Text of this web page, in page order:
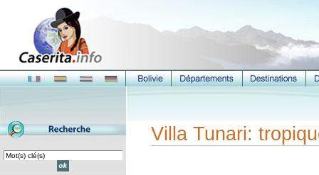
Villa Tunari: